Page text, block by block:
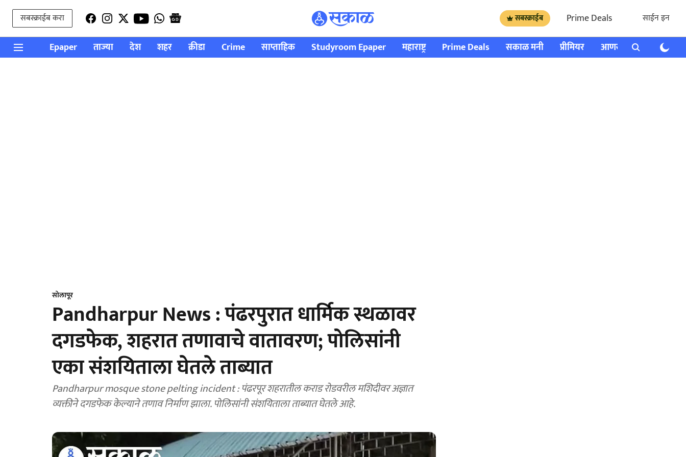
सबस्क्राईब करा सबस्क्राईब Prime Deals साईन इन
Epaper ताज्या देश शहर क्रीडा Crime साप्ताहिक Studyroom Epaper महाराष्ट्र Prime Deals सकाळ मनी प्रीमियर आणखी राशी भविष्य
सोलापूर
Pandharpur News : पंढरपुरात धार्मिक स्थळावर
दगडफेक, शहरात तणावाचे वातावरण; पोलिसांनी
एका संशयिताला घेतले ताब्यात
Pandharpur mosque stone pelting incident : पंढरपूर शहरातील कराड रोडवरील मशिदीवर अज्ञात
व्यक्तीने दगडफेक केल्याने तणाव निर्माण झाला. पोलिसांनी संशयिताला ताब्यात घेतले आहे.